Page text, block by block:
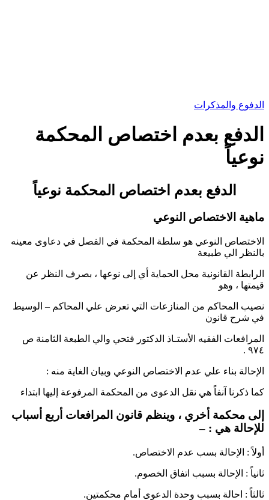
الدفوع والمذكرات
الدفع بعدم اختصاص المحكمة
نوعياً
الدفع بعدم اختصاص المحكمة نوعياً
ماهية الاختصاص النوعي
الاختصاص النوعي هو سلطة المحكمة في الفصل في دعاوى معينه
بالنظر الي طبيعة
الرابطة القانونية محل الحماية أي إلى نوعها ، بصرف النظر عن
قيمتها ، وهو
نصيب المحاكم من المنازعات التي تعرض علي المحاكم – الوسيط
في شرح قانون
المرافعات الفقيه الأستـاذ الدكتور فتحي والي الطبعة الثامنة ص
۹۷٤ .
الإحالة بناء علي عدم الاختصاص النوعي وبيان الغاية منه :
كما ذكرنا آنفاً هي نقل الدعوى من المحكمة المرفوعة إليها ابتداء
إلى محكمة أخري ، وينظم قانون المرافعات أربع أسباب
للإحالة هي : –
أولاً : الإحالة بسب عدم الاختصاص.
ثانياً : الإحالة بسبب اتفاق الخصوم.
ثالثاً : احالة بسبب وحدة الدعوى أمام محكمتين.